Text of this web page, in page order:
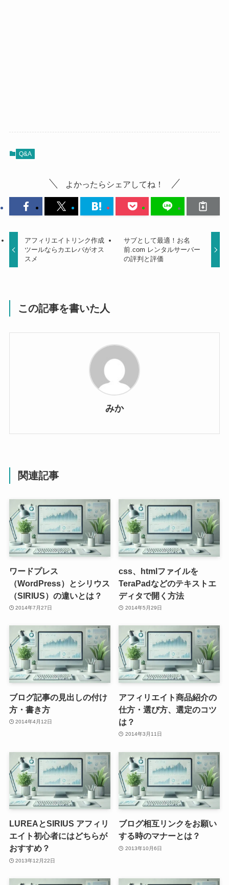
Q&A
よかったらシェアしてね！
アフィリエイトリンク作成
ツールならカエレバがオス
スメ
サブとして最適！お名
前.com レンタルサーバー
の評判と評価
この記事を書いた人
みか
関連記事
ワードプレス
（WordPress）とシリウス
（SIRIUS）の違いとは？
2014年7月27日
css、htmlファイルを
TeraPadなどのテキストエ
ディタで開く方法
2014年5月29日
ブログ記事の見出しの付け
方・書き方
2014年4月12日
アフィリエイト商品紹介の
仕方・選び方、選定のコツ
は？
2014年3月11日
LUREAとSIRIUS アフィリ
エイト初心者にはどちらが
おすすめ？
2013年12月22日
ブログ相互リンクをお願い
する時のマナーとは？
2013年10月6日